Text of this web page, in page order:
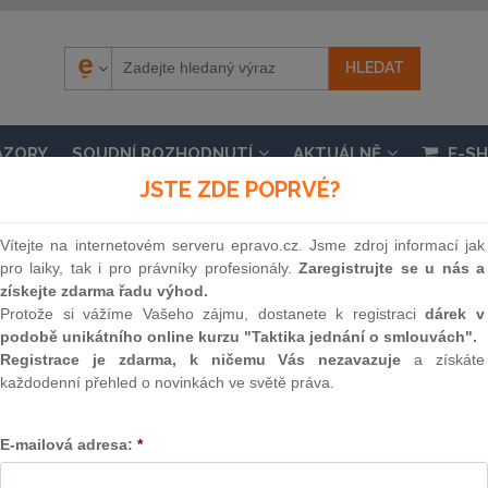
SOUDNÍ ROZHODNUTÍ AKTUÁLNĚ E-
č. 164/2013 Sb., o mezinárodní spolupráci při
pozdějších předpisů, a další související zákony
1. 1. 2024, částka 169 / 2022
JSTE ZDE POPRVÉ?
Vítejte na internetovém serveru epravo.cz. Jsme zdroj informací jak
pro laiky, tak i pro právníky profesionály.Zaregistrujte se u nás a
získejte zdarma řadu výhod.
Protože si vážíme Vašeho zájmu, dostanete k registracidárek v
podobě unikátního online kurzu "Taktika jednání o smlouvách".
Registrace je zdarma, k ničemu Vás nezavazuje a získáte
každodenní přehled o novinkách ve světě práva.
E-mailová adresa: *